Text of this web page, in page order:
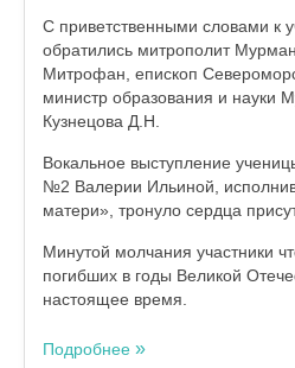
С приветственными словами к
обратились митрополит
Митрофан, епископ
министр образования и науки
Кузнецова Д.Н.
Вокальное выступление
№2 Валерии Ильиной,
матери», тронуло сердца
Минутой молчания участники
погибших в годы Великой
настоящее время.
Подробнее